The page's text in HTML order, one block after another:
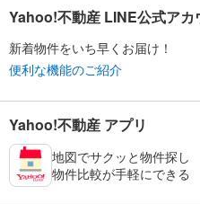
Yahoo!不動産 LINE公式アカ
新着物件をいち早くお届け！
便利な機能のご紹介
Yahoo!不動産 アプリ
地図でサクッと物件探し
物件比較が手軽にできる